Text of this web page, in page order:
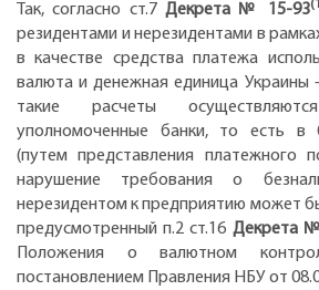
Так, согласно ст.7 Декрета № 15-93
резидентами и нерезидентами в
в качестве средства платежа
валюта и денежная единица Украины
такие расчеты
уполномоченные банки, то есть в
(путем представления платежного
нарушение требования о
нерезидентом к предприятию может
предусмотренный п.2 ст.16 Декрета
Положения о валютном
постановлением Правления НБУ от